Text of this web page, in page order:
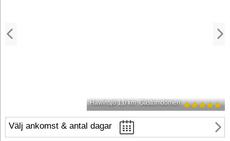
Hav/insjö 1,0 km Gästomdömen
Välj ankomst & antal dagar